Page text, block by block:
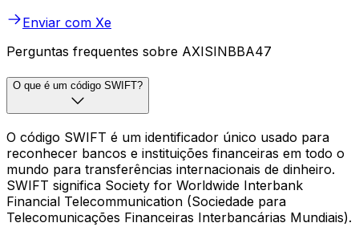
Enviar com Xe
Perguntas frequentes sobre AXISINBBA47
O que é um código SWIFT?
O código SWIFT é um identificador único usado para
reconhecer bancos e instituições financeiras em todo o
mundo para transferências internacionais de dinheiro.
SWIFT significa Society for Worldwide Interbank
Financial Telecommunication (Sociedade para
Telecomunicações Financeiras Interbancárias Mundiais).